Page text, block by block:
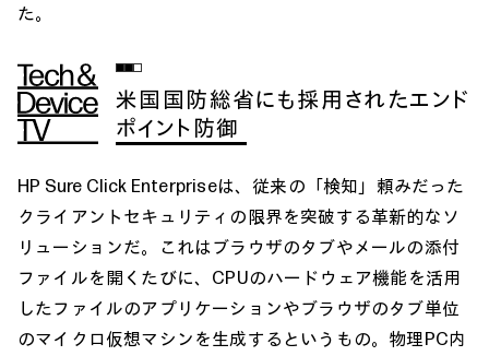
た。
米国国防総省にも採用されたエンド
ポイント防御
HP Sure Click Enterpriseは、従来の「検知」頼みだった
クライアントセキュリティの限界を突破する革新的なソ
リューションだ。これはブラウザのタブやメールの添付
ファイルを開くたびに、CPUのハードウェア機能を活用
したファイルのアプリケーションやブラウザのタブ単位
のマイクロ仮想マシンを生成するというもの。物理PC内